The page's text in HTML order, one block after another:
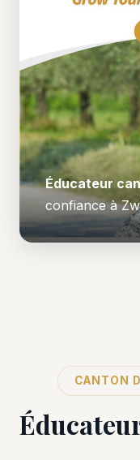
Éducateur
confiance à
CANTON